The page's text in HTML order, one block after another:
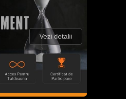
Vezi detalii